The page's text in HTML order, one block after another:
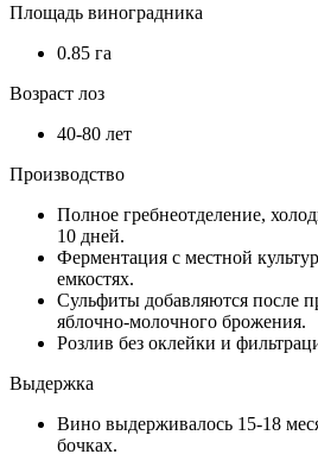
Площадь виноградника
0.85 га
Возраст лоз
40-80 лет
Производство
Полное гребнеотделение,
10 дней.
Ферментация с местной
емкостях.
Сульфиты добавляются после
яблочно-молочного брожения.
Розлив без оклейки и
Выдержка
Вино выдерживалось 15-18
бочках.